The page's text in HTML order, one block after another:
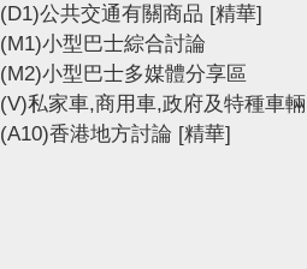
(D1)公共交通有關商品 [精華]
(M1)小型巴士綜合討論
(M2)小型巴士多媒體分享區
(V)私家車,商用車,政府及特種車輛
(A10)香港地方討論 [精華]